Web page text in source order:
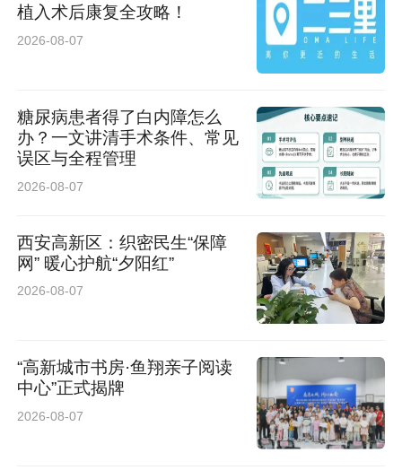
植入术后康复全攻略！
2026-08-07
糖尿病患者得了白内障怎么
办？一文讲清手术条件、常见
误区与全程管理
2026-08-07
西安高新区：织密民生“保障
网” 暖心护航“夕阳红”
2026-08-07
“高新城市书房·鱼翔亲子阅读
中心”正式揭牌
2026-08-07